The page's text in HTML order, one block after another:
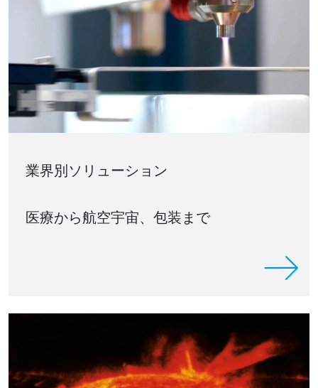
業界別ソリューション
医療から航空宇宙、包装まで